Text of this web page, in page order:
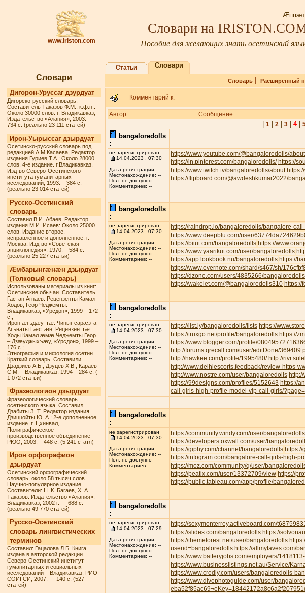
www.iriston.com
Æппæт
Словари на
Пособие для желающих знать осетинский
Словари
Дигорон-Уруссаг дзурдуат
Дигорско-русский словарь.
Составитель Таказов Ф.М., к.ф.н.:
Около 30000 слов. г. Владикавказ,
Издательство «Алания», 2003. –
734 с. (реально 23 111 статей)
Ирон-Уырыссаг дзырдуат
Осетинско-русский словарь под
редакцией А.М.Касаева, Редактор
издания Гуриев Т.А.: Около 28000
слов. 4-е издание. г.Владикавказ,
Изд-во Северо-Осетинского
института гуманитарных
исследований, 1993. – 384 с.
(реально 23 014 статей)
Русско-Осетинский
словарь
Составил В.И. Абаев. Редактор
издания М.И. Исаев: Около 25000
слов. Издание второе,
исправленное и дополненное. г.
Москва, Изд-во «Советская
энциклопедия», 1970. – 584 с.
(реально 25 227 статьи)
Æмбарынгæнæн дзырдуат
(Толковый словарь)
Использованы материалы из книг:
Осетинские обычаи. Составитель
Гастан Агнаев. Рецензенты Камал
Ходов, Геор Чеджемты. –
Владикавказ, «Урсдон», 1999 – 172
с.;
Ирон æгъдæуттæ. Чиныг сарæзта
Агънаты Гæстæн. Рецензенттæ
Ходы Камал æмæ Чеджемты Геор.
– Дзæуджыхъæу, «Урсдон», 1999 –
176 с.;
Этнография и мифология осетин.
Краткий словарь. Составили
Дзадзиев А.Б., Дзуцев Х.В., Караев
С.М. – Владикавказ, 1994 – 284 с. (
1 072 статьи)
Фразеологион дзырдуат
Фразеологический словарь
осетинского языка. Составил
Дзабиты З. Т. Редактор издания
Дзиццойты Ю. А.: 2-е дополненное
издание. г. Цхинвал,
Полиграфическое
производственное объединение
РЮО, 2003. – 448 с. (5 241 статя)
Ирон орфографион
дзырдуат
Осетинский орфографический
словарь, около 58 тысяч слов.
Научно-популярное издание.
Составители: Н. К. Багаев, Х. А.
Таказов. Издательство «Алания», –
Владикавказ, 2002 г. — 688 с.
(реально 49 770 статей)
Русско-Осетинский
словарь лингвистических
терминов
Составил: Гацалова Л.Б. Книга
издана в авторской редакции.
Северо-Осетинский институт
гуманитарных и социальных
исследований – Владикавказ: РИО
СОИГСИ, 2007. — 140 с. (527
статей)
Статьи Словари
| Словарь| Расширенный
Комментарий к:
Автор Сообщение
1| 2| 3| 4|
bangaloredolls
:
не зарегистрирован
14.04.2023 , 07:30
Дата регистрации: --
Местонахождение: --
Пол: не доступно
Комментариев: --
https://www.youtube.com/@bangaloredolls/about
https://in.pinterest.com/bangaloredolls/ https://
https://www.twitch.tv/bangaloredolls/about
https://flipboard.com/@awdeshkumar2022/
bangaloredolls
:
не зарегистрирован
14.04.2023 , 07:30
Дата регистрации: --
Местонахождение: --
Пол: не доступно
Комментариев: --
https://raindrop.io/bangaloredolls/bangalore-
https://www.deepblu.com/user/
https://biiut.com/bangaloredolls https://
https://www.yaarikut.com/user/bangaloredolls
https://app.lookbook.nu/bangaloredolls https://
https://www.evernote.com/shard/s467/sh/
https://dzone.com/users/4835266/
https://wakelet.com/@bangaloredolls310
bangaloredolls
:
не зарегистрирован
14.04.2023 , 07:30
Дата регистрации: --
Местонахождение: --
Пол: не доступно
Комментариев: --
https://list.ly/bangaloredolls/lists https://
https://truxgo.net/profile/bangaloredolls https://
https://www.blogger.com/profile/
http://forums.qrecall.com/user/editDone/
http://hawkee.com/profile/1995480/ http://
http://www.delhiescorts.feedback/review-https-
http://www.nostre.com/user/bangaloredolls
https://99designs.com/profiles/5152643 https://
call-girls-high-profile-model-vip-call-girls/
bangaloredolls
:
не зарегистрирован
14.04.2023 , 07:30
Дата регистрации: --
Местонахождение: --
Пол: не доступно
Комментариев: --
https://community.windy.com/user/bangaloredolls
https://developers.oxwall.com/user/
https://giphy.com/channel/bangaloredolls
https://infogram.com/bangalore-call-girls-high-
https://moz.com/community/q/user/
https://peatix.com/user/13372709/view https://
https://public.tableau.com/app/profile/
bangaloredolls
:
не зарегистрирован
14.04.2023 , 07:29
Дата регистрации: --
Местонахождение: --
Пол: не доступно
Комментариев: --
https://sexymonterrey.activeboard.com/
https://slides.com/bangaloredolls https://
https://themeforest.net/user/bangaloredolls
userid=bangaloredolls https://allmyfaves.com/
https://www.batteryjobs.com/employers/
https://www.businesslistings.net.au/Service/
https://www.credly.com/users/bangaloredolls-
https://www.divephotoguide.com/user/